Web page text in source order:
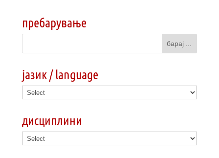
пребарување
јазик / language
дисциплини